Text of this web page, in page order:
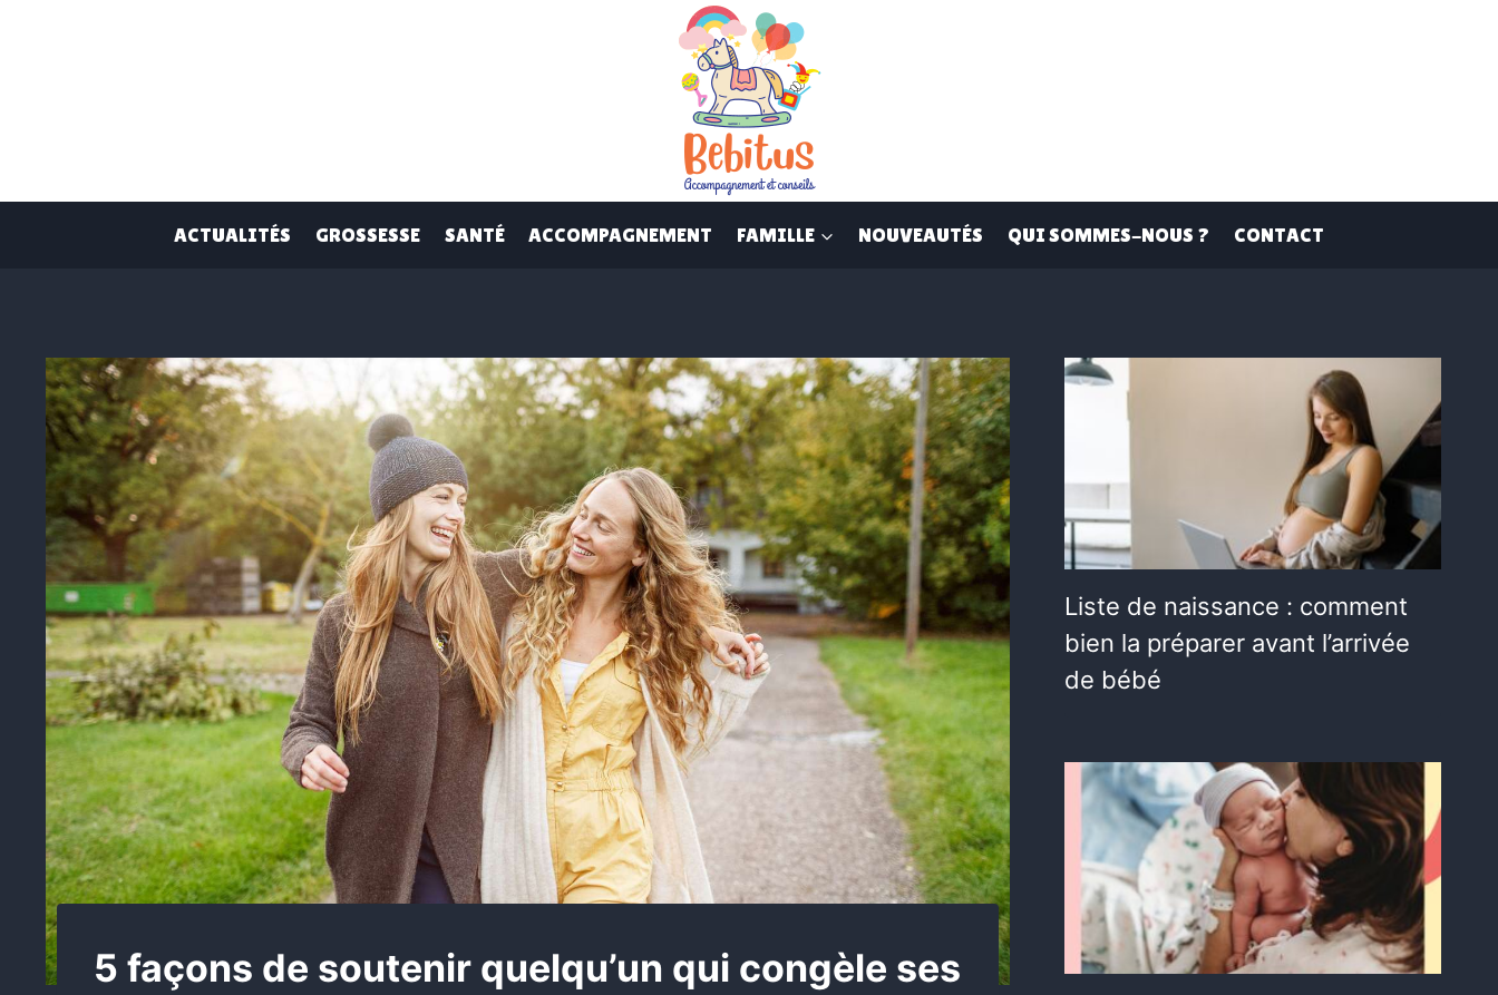
ACTUALITÉS GROSSESSE SANTÉ ACCOMPAGNEMENT FAMILLE NOUVEAUTÉS QUI SOMMES-NOUS ? CONTACT
5 façons de soutenir quelqu’un qui congèle ses
Liste de naissance : comment
bien la préparer avant l’arrivée
de bébé